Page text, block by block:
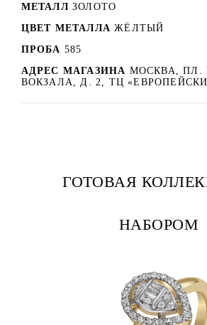
МЕТАЛЛ ЗОЛОТО
ЦВЕТ МЕТАЛЛА ЖЁЛТЫЙ
ПРОБА 585
АДРЕС МАГАЗИНА МОСКВА, ПЛ.
ВОКЗАЛА, Д. 2, ТЦ
ГОТОВАЯ
НАБОРОМ